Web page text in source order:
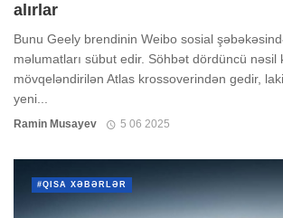
alırlar
Bunu Geely brendinin Weibo sosial
məlumatları sübut edir. Söhbət dördüncü nəsil
mövqeləndirilən Atlas krossoverindən gedir,
yeni...
Ramin Musayev 5 06 2025
#QISA XƏBƏRLƏR